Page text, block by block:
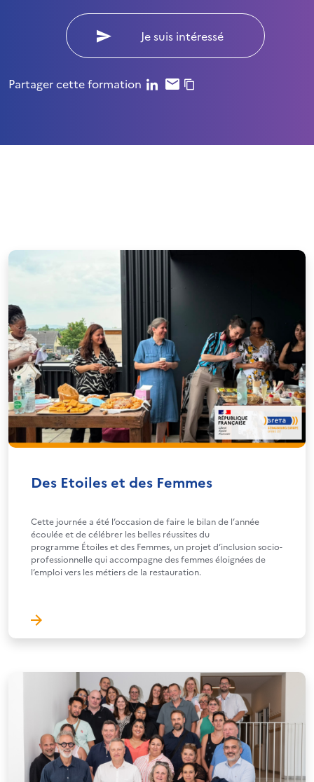
Je suis intéressé
Partager cette formation
Des Etoiles et des Femmes
Cette journée a été l’occasion de faire le bilan de l’année
écoulée et de célébrer les belles réussites du
programme Étoiles et des Femmes, un projet d’inclusion socio-
professionnelle qui accompagne des femmes éloignées de
l’emploi vers les métiers de la restauration.